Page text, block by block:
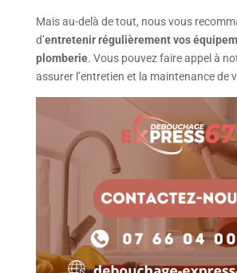
Mais au-delà de tout, nous vous
d’entretenir régulièrement vos
plomberie. Vous pouvezfaire appel à
assurer l’entretien et la maintenancede